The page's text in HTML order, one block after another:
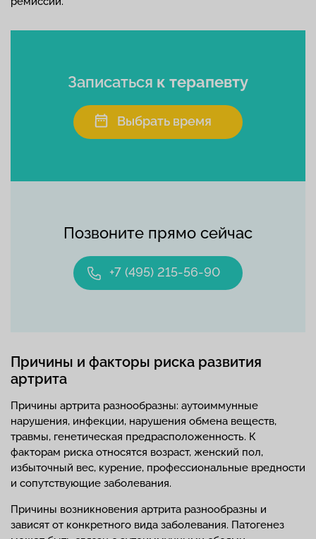
Позвоните прямо сейчас
+7 (495) 215-56-90
Записаться к терапевту
Выбрать время
Причины и факторы риска развития
артрита
Причины артрита разнообразны: аутоиммунные
нарушения, инфекции, нарушения обмена веществ,
травмы, генетическая предрасположенность. К
факторам риска относятся возраст, женский пол,
избыточный вес, курение, профессиональные вредности
и сопутствующие заболевания.
Причины возникновения артрита разнообразны и
зависят от конкретного вида заболевания. Патогенез